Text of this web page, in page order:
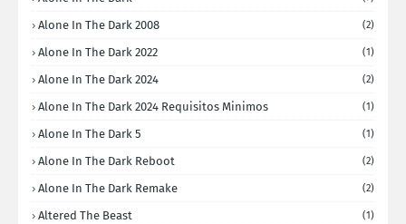
Alone In The Dark 2008 (2)
Alone In The Dark 2022 (1)
Alone In The Dark 2024 (2)
Alone In The Dark 2024 Requisitos Minimos (1)
Alone In The Dark 5 (1)
Alone In The Dark Reboot (2)
Alone In The Dark Remake (2)
Altered The Beast (1)